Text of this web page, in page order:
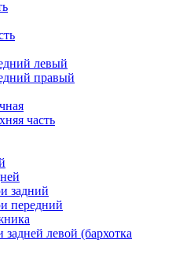
левый
правый
часть
задний
передний
задней левой (бархотка